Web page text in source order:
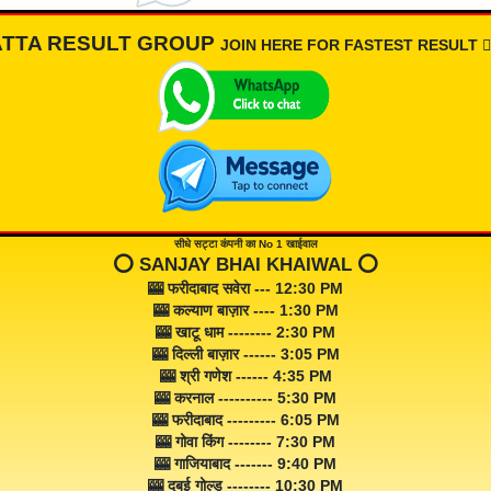
RESULT GROUP JOIN HERE FOR FASTEST RESULT
सीधे सट्टा कंपनी का No 1 खाईवाल
⭕️ SANJAY BHAI KHAIWAL ⭕️
🎰 फरीदाबाद सवेरा --- 12:30 PM
🎰 कल्याण बाज़ार ---- 1:30 PM
🎰 खाटू धाम -------- 2:30 PM
🎰 दिल्ली बाज़ार ------ 3:05 PM
🎰 श्री गणेश ------ 4:35 PM
🎰 करनाल ---------- 5:30 PM
🎰 फरीदाबाद --------- 6:05 PM
🎰 गोवा किंग -------- 7:30 PM
🎰 गाजियाबाद ------- 9:40 PM
🎰 दुबई गोल्ड -------- 10:30 PM